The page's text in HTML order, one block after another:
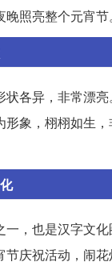
照亮整个元宵节。
状各异，非常漂
象，栩栩如生
，也是汉字文
庆祝活动，闹